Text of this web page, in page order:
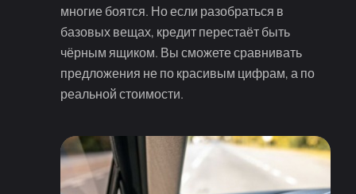
многие боятся. Но если разобраться в
базовых вещах, кредит перестаёт быть
чёрным ящиком. Вы сможете сравнивать
предложения не по красивым цифрам, а по
реальной стоимости.